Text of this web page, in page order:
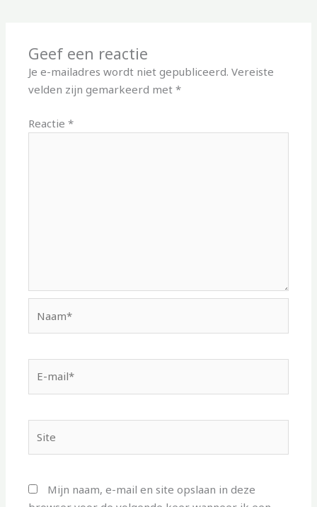
Geef een reactie
Je e-mailadres wordt niet gepubliceerd. Vereiste
velden zijn gemarkeerd met*
Reactie*
mail*
Mijn naam, e-mail en site opslaan in deze